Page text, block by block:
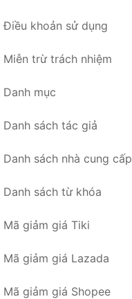
Điều khoản sử dụng
Miễn trừ trách nhiệm
Danh mục
Danh sách tác giả
Danh sách nhà cung cấp
Danh sách từ khóa
Mã giảm giá Tiki
Mã giảm giá Lazada
Mã giảm giá Shopee